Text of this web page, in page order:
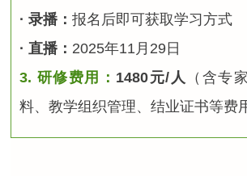
· 录播：报名后即可获取学习方式
· 直播： 2025年11月29日
3. 研修费用： 1480元/人
（含专
料、教学组织管理、结业证书等费